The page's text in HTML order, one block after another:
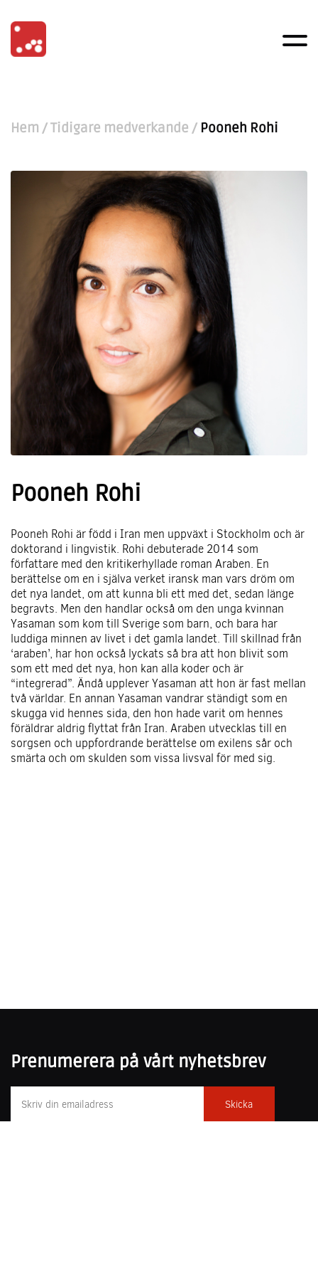
Hem /Tidigare medverkande / Pooneh Rohi
Pooneh Rohi
Pooneh Rohi är född i Iran men uppväxt i Stockholm och är
doktorand i lingvistik. Rohi debuterade 2014 som
författare med den kritikerhyllade roman Araben. En
berättelse om en i själva verket iransk man vars dröm om
det nya landet, om att kunna bli ett med det, sedan länge
begravts. Men den handlar också om den unga kvinnan
Yasaman som kom till Sverige som barn, och bara har
luddiga minnen av livet i det gamla landet. Till skillnad från
‘araben’, har hon också lyckats så bra att hon blivit som
som ett med det nya, hon kan alla koder och är
“integrerad”. Ändå upplever Yasaman att hon är fast mellan
två världar. En annan Yasaman vandrar ständigt som en
skugga vid hennes sida, den hon hade varit om hennes
föräldrar aldrig flyttat från Iran. Araben utvecklas till en
sorgsen och uppfordrande berättelse om exilens sår och
smärta och om skulden som vissa livsval för med sig.
Prenumerera på vårt nyhetsbrev